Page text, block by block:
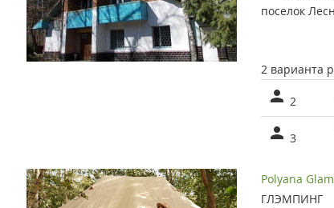
поселок
2 варианта
2
3
Polyana
ГЛЭМПИНГ